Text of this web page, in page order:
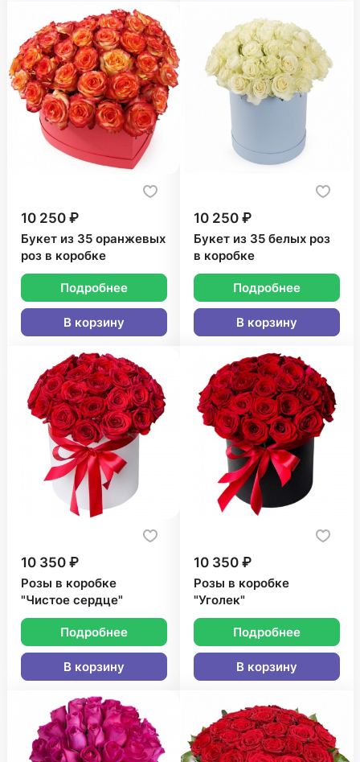
10 250 ₽
Букет из 35 оранжевых
роз в коробке
Подробнее
В корзину
10 250 ₽
Букет из 35 белых роз
в коробке
Подробнее
В корзину
10 350 ₽
Розы в коробке
"Чистое сердце"
Подробнее
В корзину
10 350 ₽
Розы в коробке
"Уголек"
Подробнее
В корзину